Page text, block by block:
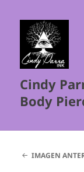
Cindy
Body
IMAGEN